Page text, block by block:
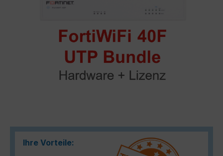
Ihre Vorteile: